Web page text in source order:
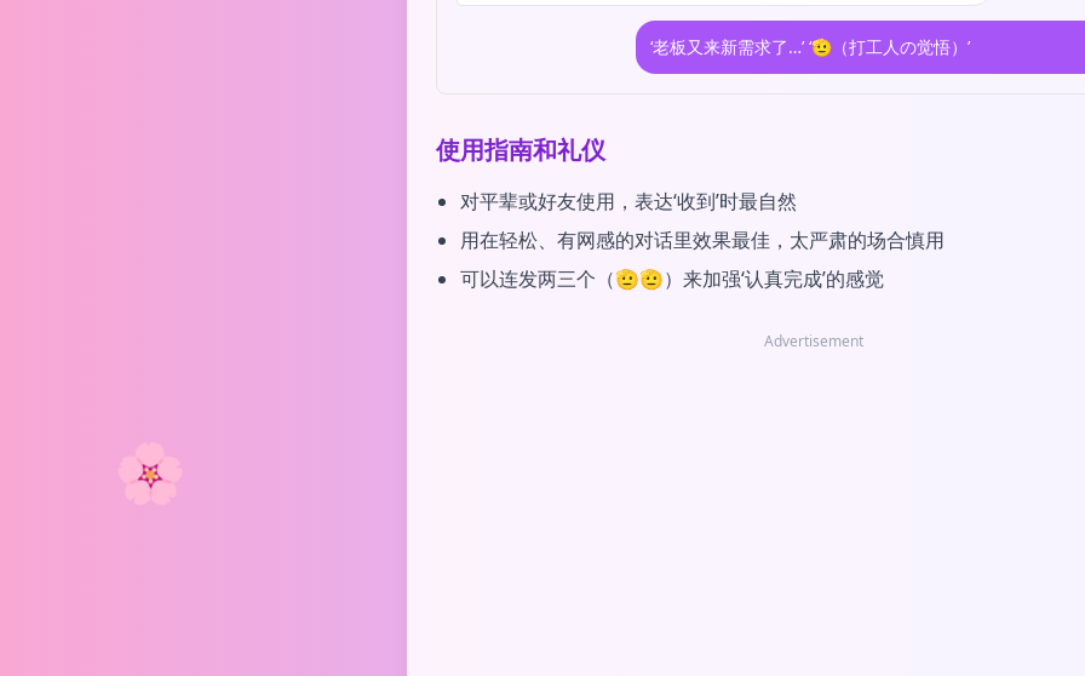
🌸
‘老板又来新需求了…’ ‘🫡（打工人の觉悟）’
使用指南和礼仪
对平辈或好友使用，表达‘收到’时最自然
用在轻松、有网感的对话里效果最佳，太严肃的场合慎用
可以连发两三个（🫡🫡）来加强‘认真完成’的感觉
Advertisement